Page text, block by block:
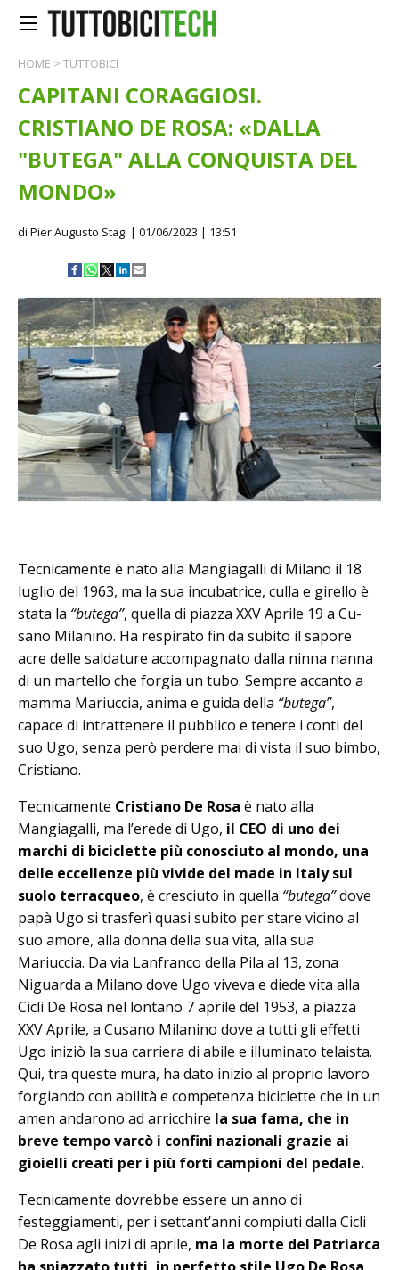
HOME > TUTTOBICI
CAPITANI CORAGGIOSI.
CRISTIANO DE ROSA: «DALLA
"BUTEGA" ALLA CONQUISTA DEL
MONDO»
di Pier Augusto Stagi | 01/06/2023 | 13:51
Tecnicamente è nato alla Mangiagalli di Milano il 18
luglio del 1963, ma la sua incubatrice, culla e girello è
stata la “butega”, quella di piazza XXV Aprile 19 a Cu­
sano Milanino. Ha respirato fin da su­bito il sapore
acre delle saldature ac­compagnato dalla ninna nanna
di un martello che forgia un tubo. Sempre accanto a
mamma Mariuccia, anima e guida della “butega”,
capace di intrattenere il pubblico e tenere i conti del
suo Ugo, senza però perdere mai di vista il suo bimbo,
Cristiano.
Tecnicamente Cristiano De Rosa è na­to alla
Mangiagalli, ma l’erede di Ugo, il CEO di uno dei
marchi di biciclette più conosciuto al mondo, una
delle eccellenze più vivide del made in Italy sul
suolo terracqueo, è cresciuto in quella “butega”dove
papà Ugo si trasferì quasi subito per stare vicino al
suo amore, alla donna della sua vita, alla sua
Mariuccia. Da via Lanfranco della Pila al 13, zona
Niguarda a Mi­la­no dove Ugo viveva e diede vita alla
Cicli De Rosa nel lontano 7 aprile del 1953, a piazza
XXV Aprile, a Cusano Milanino dove a tutti gli effetti
Ugo iniziò la sua carriera di abile e illuminato telaista.
Qui, tra queste mura, ha dato inizio al proprio lavoro
forgiando con abilità e competenza biciclette che in un
amen andarono ad arricchire la sua fama, che in
breve tempo varcò i confini nazionali grazie ai
gioielli creati per i più forti campioni del pedale.
Tecnicamente dovrebbe essere un an­no di
festeggiamenti, per i settant’anni compiuti dalla Cicli
De Rosa agli inizi di aprile, ma la morte del Patriarca